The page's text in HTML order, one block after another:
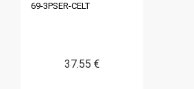
69-3PSER-CELT
37.55 €